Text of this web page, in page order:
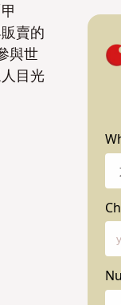
賣的
與世
目光